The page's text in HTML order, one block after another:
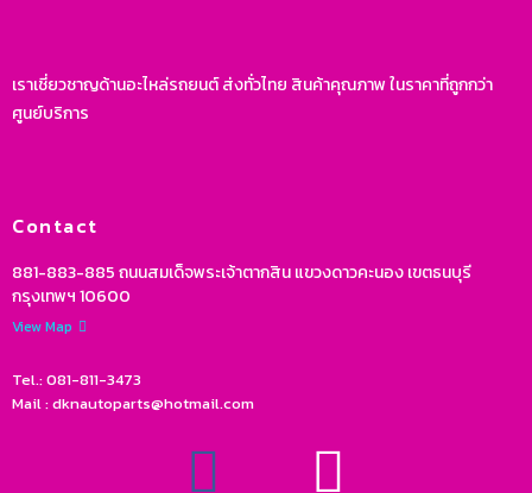
เราเชี่ยวชาญด้านอะไหล่รถยนต์ ส่งทั่วไทย สินค้าคุณภาพ ในราคาที่ถูกกว่า
ศูนย์บริการ
Contact
881-883-885 ถนนสมเด็จพระเจ้าตากสิน แขวงดาวคะนอง เขตธนบุรี
กรุงเทพฯ 10600
View Map
Tel.: 081-811-3473
Mail : dknautoparts@hotmail.com